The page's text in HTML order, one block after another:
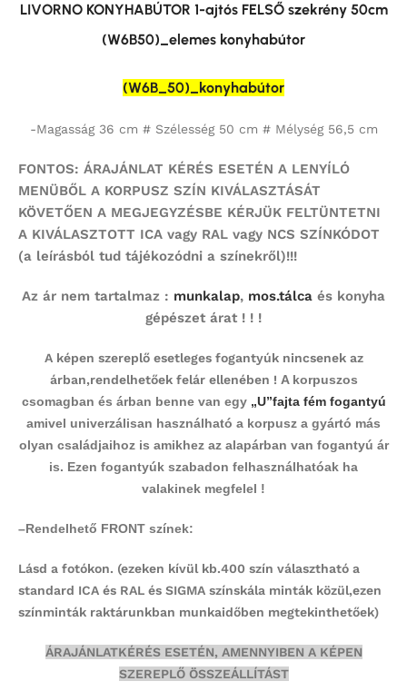
LIVORNO KONYHABÚTOR 1-ajtós FELSŐ szekrény 50cm
(W6B50)_elemes konyhabútor
(W6B_50)_konyhabútor
-Magasság 36 cm # Szélesség 50 cm # Mélység 56,5 cm
FONTOS: ÁRAJÁNLAT KÉRÉS ESETÉN A LENYÍLÓ
MENÜBŐL A KORPUSZ SZÍN KIVÁLASZTÁSÁT
KÖVETŐEN A MEGJEGYZÉSBE KÉRJÜK FELTÜNTETNI
A KIVÁLASZTOTT ICA vagy RAL vagy NCS SZÍNKÓDOT
(a leírásból tud tájékozódni a színekről)!!!
Az ár nem tartalmaz : munkalap, mos.tálca és konyha
gépészet árat ! ! !
A képen szereplő esetleges fogantyúk nincsenek az
árban,rendelhetőek felár ellenében ! A korpuszos
csomagban és árban benne van egy „U”fajta fém fogantyú
amivel univerzálisan használható a korpusz a gyártó más
olyan családjaihoz is amikhez az alapárban van fogantyú ár
is. Ezen fogantyúk szabadon felhasználhatóak ha
valakinek megfelel !
–Rendelhető FRONT színek:
Lásd a fotókon. (ezeken kívül kb.400 szín választható a
standard ICA és RAL és SIGMA színskála minták közül,ezen
színminták raktárunkban munkaidőben megtekinthetőek)
ÁRAJÁNLATKÉRÉS ESETÉN, AMENNYIBEN A KÉPEN
SZEREPLŐ ÖSSZEÁLLÍTÁST